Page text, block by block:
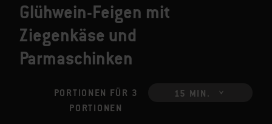
Glühwein-Feigen mit
Ziegenkäse und
Parmaschinken
PORTIONEN FÜR 3
PORTIONEN
15 MIN.